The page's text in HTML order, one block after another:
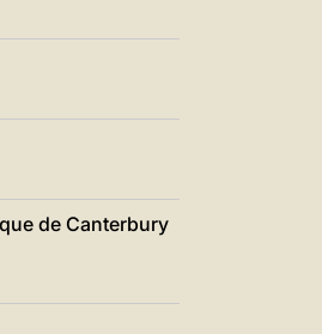
de Canterbury